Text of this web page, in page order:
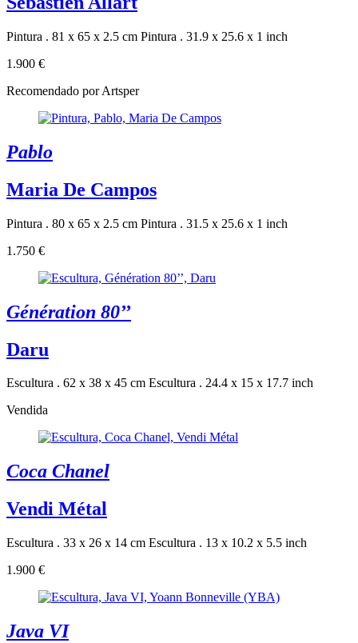
Pintura . 81 x 65 x 2.5 cm Pintura . 31.9 x 25.6 x 1 inch
1.900 €
Recomendado por Artsper
Pablo
Maria De Campos
Pintura . 80 x 65 x 2.5 cm Pintura . 31.5 x 25.6 x 1 inch
1.750 €
Génération 80’’
Daru
Escultura . 62 x 38 x 45 cm Escultura . 24.4 x 15 x 17.7 inch
Vendida
Coca Chanel
Vendi Métal
Escultura . 33 x 26 x 14 cm Escultura . 13 x 10.2 x 5.5 inch
1.900 €
Java VI